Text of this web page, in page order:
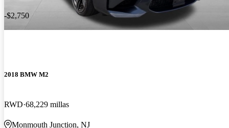
-$2,750
2018 BMW M2
RWD 68,229 millas
Monmouth Junction, NJ